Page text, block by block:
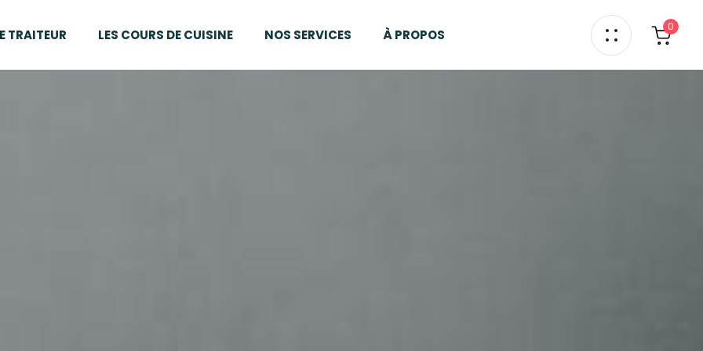
TRAITEUR LES COURS DE CUISINE NOS SERVICES À PROPOS
0